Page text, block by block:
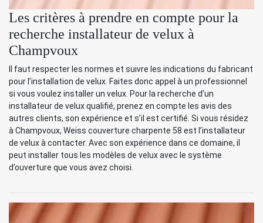
Les critères à prendre en compte pour la
recherche installateur de velux à
Champvoux
Il faut respecter les normes et suivre les indications du fabricant
pour l’installation de velux. Faites donc appel à un professionnel
si vous voulez installer un velux. Pour la recherche d’un
installateur de velux qualifié, prenez en compte les avis des
autres clients, son expérience et s’il est certifié. Si vous résidez
à Champvoux, Weiss couverture charpente 58 est l’installateur
de velux à contacter. Avec son expérience dans ce domaine, il
peut installer tous les modèles de velux avec le système
d’ouverture que vous avez choisi.